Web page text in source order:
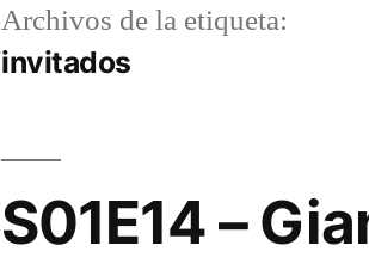
Archivos de la etiqueta:
invitados
S01E14 –